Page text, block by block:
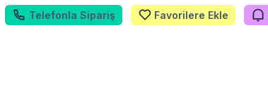
Telefonla Sipariş Favorilere Ekle